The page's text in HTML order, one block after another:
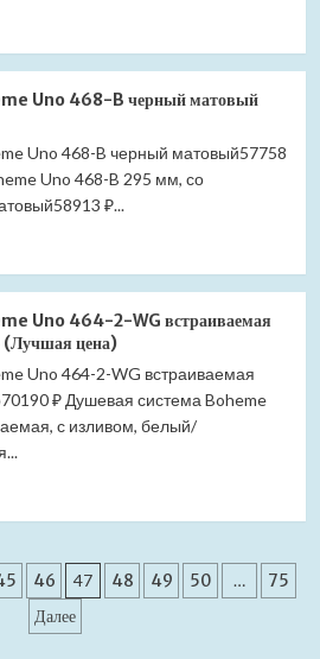
Uno 468-B черный матовый
Uno 468-B черный матовый57758
Uno 468-B 295 мм, со
₽...
Uno 464-2-WG встраиваемая
(Лучшая цена)
Uno 464-2-WG встраиваемая
₽ Душевая система Boheme
с изливом, белый/
46 47 48 49 50 …
75
Далее